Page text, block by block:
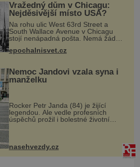
Vražedný dům v Chicagu:
Nejděsivější místo USA?
Na rohu ulic West 63rd Street a
South Wallace Avenue v Chicagu
stojí nenápadná pošta. Nemá žádný
speciální nápis ani pamětní desku. A
přesto prý místní zaměstnanci neradi
epochalnisvet.cz
Nemoc Jandovi vzala syna i
manželku
Rocker Petr Janda (84) je žijící
legendou. Ale vedle profesních
úspěchů prožil i bolestné životní
zkoušky. Zpěvák Petr Janda (84),
frontman skupiny Olympic, je otcem
nasehvezdy.cz